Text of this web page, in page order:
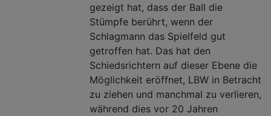
gezeigt hat, dass der Ball die
Stümpfe berührt, wenn der
Schlagmann das Spielfeld gut
getroffen hat. Das hat den
Schiedsrichtern auf dieser Ebene die
Möglichkeit eröffnet, LBW in Betracht
zu ziehen und manchmal zu verlieren,
während dies vor 20 Jahren